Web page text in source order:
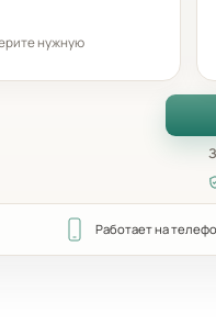
нужную
Работает на